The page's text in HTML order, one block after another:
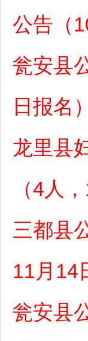
公告（
瓮安县
日报名）
龙里县
（4人
三都县
11月14
瓮安县